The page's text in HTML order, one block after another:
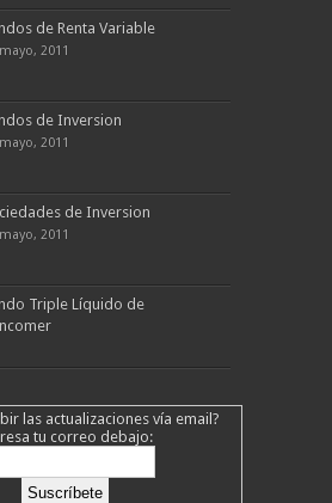
de Renta Variable
2011
de Inversion
2011
de Inversion
2011
Triple Líquido de
las actualizaciones vía email?
tu correo debajo: